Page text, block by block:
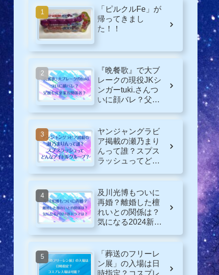
「ピルクルFe」が
帰ってきまし
た！！
『晩餐歌』で大ブ
レークの現役JKシ
ンガーtuki.さんつ
いに顔バレ？父親
ヤンジャングラビ
ア掲載の瀬乃まり
んって誰？スプス
ラッシュってどん
及川光博もついに
再婚？離婚した檀
れいとの関係は？
気になる2024新ド
「葬送のフリーレ
ン展」の入場は日
時指定？コスプレ